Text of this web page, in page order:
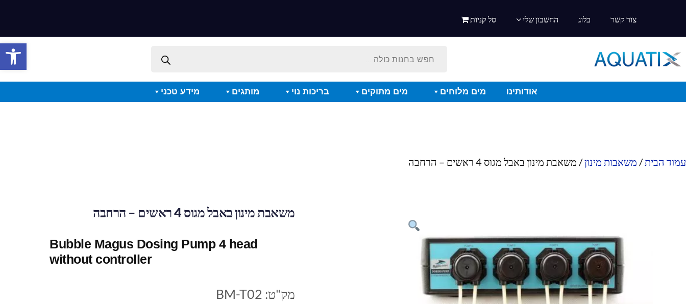
פתח
צור קשר בלוג החשבון שלי סל קניות
אודותינו מים מלוחים מים מתוקים בריכות נוי מותגים מידע טכני
עמוד הבית/ משאבות מינון/ משאבת מינון באבל מגוס 4 ראשים – הרחבה
משאבת מינון באבל מגוס 4 ראשים – הרחבה
Bubble Magus Dosing Pump 4 head
without controller
מק"ט: BM-T02